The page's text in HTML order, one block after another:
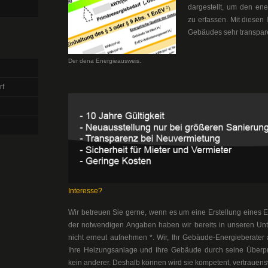
Der dena Energieausweis.
dargestellt, um den
zu erfassen. Mit diesen
Gebäudes sehr
Interesse?
Wir betreuen Sie gerne, wenn es um eine Erstellung eines
der notwendigen Angaben haben wir bereits in unseren
nicht erneut aufnehmen *. Wir, Ihr Gebäude-
Ihre Heizungsanlage und Ihre Gebäude durch seine
kein anderer. Deshalb können wird sie kompetent,